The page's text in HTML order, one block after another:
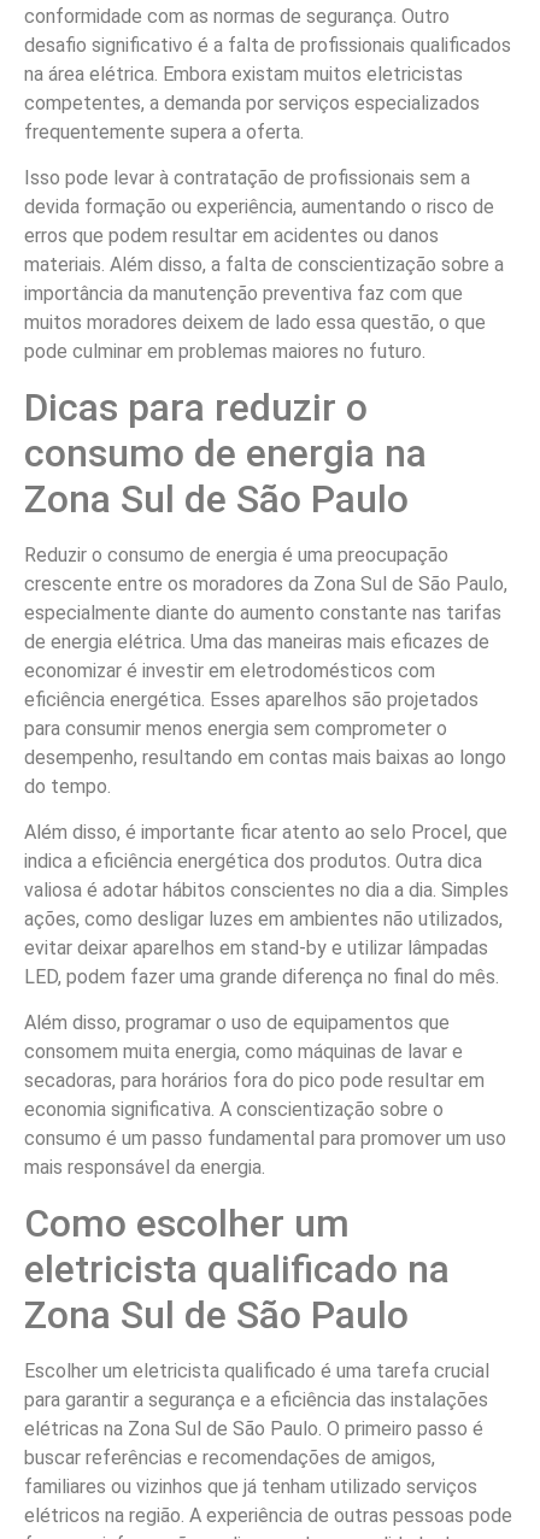
conformidade com as normas de segurança. Outro
desafio significativo é a falta de profissionais qualificados
na área elétrica. Embora existam muitos eletricistas
competentes, a demanda por serviços especializados
frequentemente supera a oferta.
Isso pode levar à contratação de profissionais sem a
devida formação ou experiência, aumentando o risco de
erros que podem resultar em acidentes ou danos
materiais. Além disso, a falta de conscientização sobre a
importância da manutenção preventiva faz com que
muitos moradores deixem de lado essa questão, o que
pode culminar em problemas maiores no futuro.
Dicas para reduzir o
consumo de energia na
Zona Sul de São Paulo
Reduzir o consumo de energia é uma preocupação
crescente entre os moradores da Zona Sul de São Paulo,
especialmente diante do aumento constante nas tarifas
de energia elétrica. Uma das maneiras mais eficazes de
economizar é investir em eletrodomésticos com
eficiência energética. Esses aparelhos são projetados
para consumir menos energia sem comprometer o
desempenho, resultando em contas mais baixas ao longo
do tempo.
Além disso, é importante ficar atento ao selo Procel, que
indica a eficiência energética dos produtos. Outra dica
valiosa é adotar hábitos conscientes no dia a dia. Simples
ações, como desligar luzes em ambientes não utilizados,
evitar deixar aparelhos em stand-by e utilizar lâmpadas
LED, podem fazer uma grande diferença no final do mês.
Além disso, programar o uso de equipamentos que
consomem muita energia, como máquinas de lavar e
secadoras, para horários fora do pico pode resultar em
economia significativa. A conscientização sobre o
consumo é um passo fundamental para promover um uso
mais responsável da energia.
Como escolher um
eletricista qualificado na
Zona Sul de São Paulo
Escolher um eletricista qualificado é uma tarefa crucial
para garantir a segurança e a eficiência das instalações
elétricas na Zona Sul de São Paulo. O primeiro passo é
buscar referências e recomendações de amigos,
familiares ou vizinhos que já tenham utilizado serviços
elétricos na região. A experiência de outras pessoas pode